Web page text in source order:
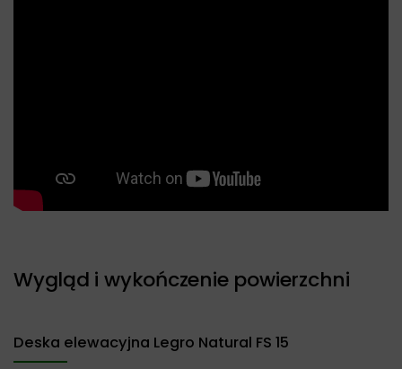
Wygląd i wykończenie powierzchni
Deska elewacyjna Legro Natural FS 15